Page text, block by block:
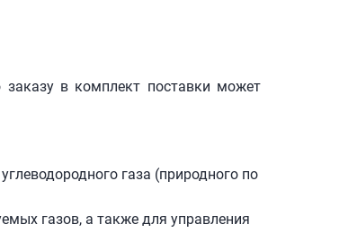
заказу в комплект поставки может
газа (природного по
газов, а также для управления